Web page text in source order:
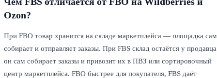
Ozon?
При FBO товар хранится на складе маркетплейса — площадка
собирает и отправляет заказы. При FBS склад остаётся у
он сам собирает заказы и привозит их в ПВЗ или сортировочный
центр маркетплейса. FBO быстрее для покупателя, FBS даёт